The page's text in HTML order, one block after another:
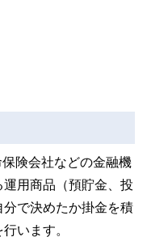
険会社などの金融機
用商品（預貯金、投
で決めたか掛金を積
います。